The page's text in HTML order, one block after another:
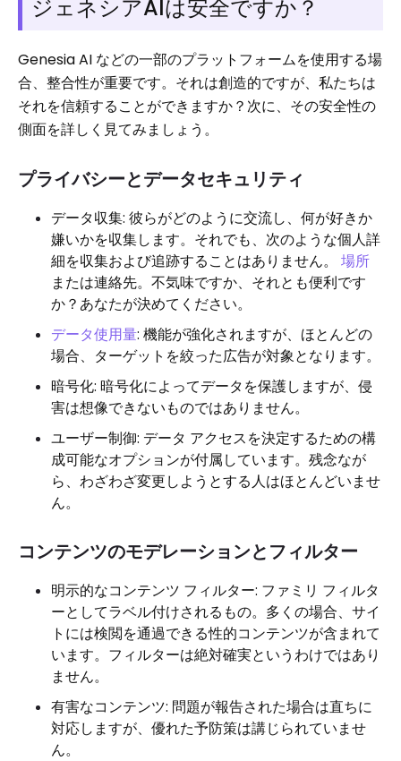
ジェネシアAIは安全ですか？
Genesia AI などの一部のプラットフォームを使用する場
合、整合性が重要です。それは創造的ですが、私たちは
それを信頼することができますか？次に、その安全性の
側面を詳しく見てみましょう。
プライバシーとデータセキュリティ
データ収集: 彼らがどのように交流し、何が好きか
嫌いかを収集します。それでも、次のような個人詳
細を収集および追跡することはありません。 場所
または連絡先。不気味ですか、それとも便利です
か？あなたが決めてください。
データ使用量: 機能が強化されますが、ほとんどの
場合、ターゲットを絞った広告が対象となります。
暗号化: 暗号化によってデータを保護しますが、侵
害は想像できないものではありません。
ユーザー制御: データ アクセスを決定するための構
成可能なオプションが付属しています。残念なが
ら、わざわざ変更しようとする人はほとんどいませ
ん。
コンテンツのモデレーションとフィルター
明示的なコンテンツ フィルター: ファミリ フィルタ
ーとしてラベル付けされるもの。多くの場合、サイ
トには検閲を通過できる性的コンテンツが含まれて
います。フィルターは絶対確実というわけではあり
ません。
有害なコンテンツ: 問題が報告された場合は直ちに
対応しますが、優れた予防策は講じられていませ
ん。